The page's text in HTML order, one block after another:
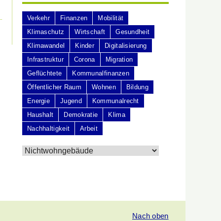
Verkehr Finanzen
Mobilität
Klimaschutz
Wirtschaft
Gesundheit
Klimawandel
Kinder
Digitalisierung
Infrastruktur
Corona
Migration
Geflüchtete
Kommunalfinanzen
Öffentlicher Raum
Wohnen
Bildung
Energie
Jugend
Kommunalrecht
Haushalt
Demokratie
Klima
Nachhaltigkeit
Arbeit
Nach oben